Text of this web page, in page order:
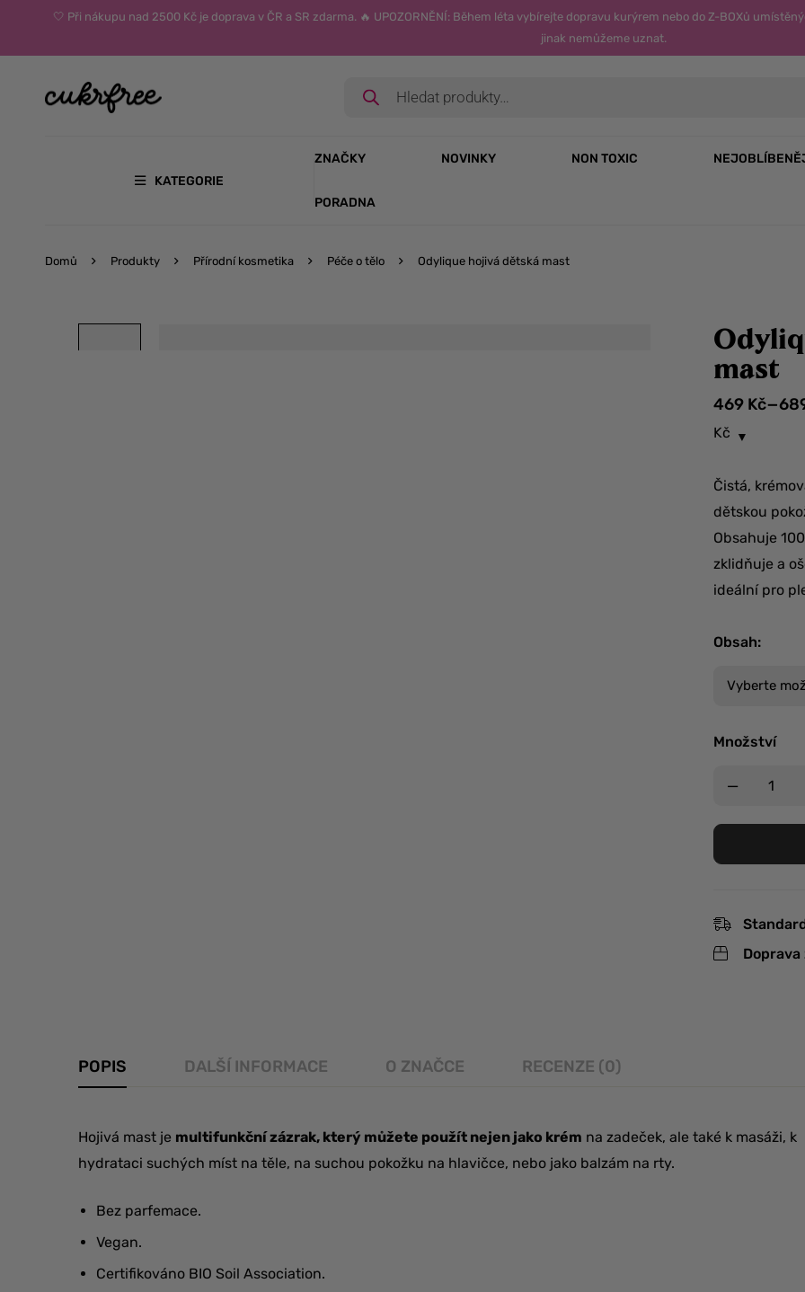
🤍 Při nákupu nad 2500 Kč je doprava v ČR a SR zdarma. 🔥 UPOZORNĚNÍ: Během léta vybírejte dopravu kurýrem nebo do Z-BOXů
jinak nemůžeme uznat.
KATEGORIE
ZNAČKY NOVINKY NON TOXIC
PORADNA
Domů Produkty Přírodní kosmetika Péče o tělo Odylique hojivá dětská mast
mast
469 Kč–
Kč
Čistá,
dětskou
Obsahuje
zklidňuje a
ideální pro
Obsah:
Množství
Doprava
POPIS DALŠÍ INFORMACE O ZNAČCE RECENZE (0)
Hojivá mast je multifunkční zázrak, který můžete použít nejen jako krém na zadeček, ale také k masáži, k
hydrataci suchých míst na těle, na suchou pokožku na hlavičce, nebo jako balzám na rty.
Bez parfemace.
Vegan.
Certifikováno BIO Soil Association.